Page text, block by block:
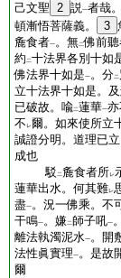
己文聖 2 説一者哉
頓漸悟菩薩義。
3
麁食者一。無二佛前
約 二十法界各別十如
佛法界十如是一。分二
立十法界十如是。
已破故。喩二蓮華一
不 レ爾。如來使所立
誠證分明。道理已
成也
駁 二麁食者所レ
蓮華出水。何其難レ
盡一。況一佛乘。不
干鳴一。嫌二師子吼一
離法執濁泥水一。開
法性眞實理一。是故
爾